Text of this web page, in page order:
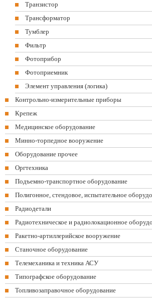
Транзистор
Трансформатор
Тумблер
Фильтр
Фотоприбор
Фотоприемник
Элемент управления (логика)
Контрольно-измерительные приборы
Крепеж
Медицинское оборудование
Минно-торпедное вооружение
Оборудование прочее
Оргтехника
Подъемно-транспортное оборудование
Полигонное, стендовое, испытательное
Радиодетали
Радиотехническое и радиолокационное
Ракетно-артиллерийское вооружение
Станочное оборудование
Телемеханика и техника АСУ
Типографское оборудование
Топливозаправочное оборудование